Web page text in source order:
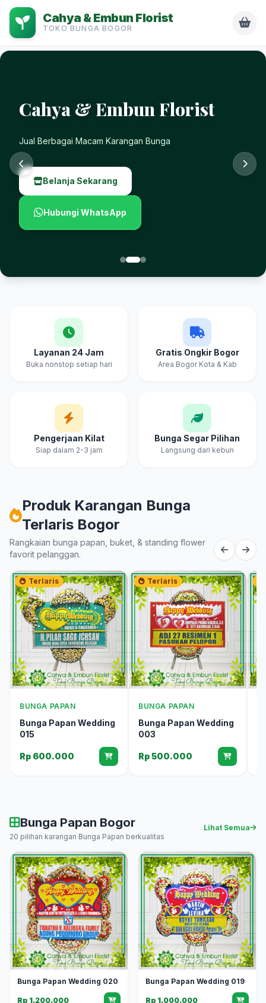
Cahya & Embun Florist
TOKO BUNGA BOGOR
Cahya & Embun Florist
Jual Berbagai Macam Karangan Bunga
Belanja Sekarang
Hubungi WhatsApp
Layanan 24 Jam
Buka nonstop setiap hari
Gratis Ongkir Bogor
Area Bogor Kota & Kab
Pengerjaan Kilat
Siap dalam 2-3 jam
Bunga Segar Pilihan
Langsung dari kebun
Produk Karangan Bunga
Terlaris Bogor
Rangkaian bunga papan, buket, & standing flower
favorit pelanggan.
Terlaris
BUNGA PAPAN
Bunga Papan Wedding
015
Rp 600.000
Terlaris
BUNGA PAPAN
Bunga Papan Wedding
003
Rp 500.000
Bunga Papan Bogor
20 pilihan karangan Bunga Papan berkualitas
Lihat Semua
Bunga Papan Wedding 020
Rp 1.200.000
Bunga Papan Wedding 019
Rp 1.000.000